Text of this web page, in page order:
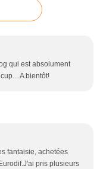
qui est absolument
bientôt!
fantaisie, achetées
pris plusieurs